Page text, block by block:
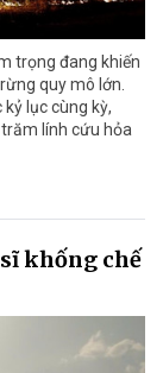
trọng đang khiến
quy mô lớn.
lục cùng kỳ,
lính cứu hỏa
khống chế